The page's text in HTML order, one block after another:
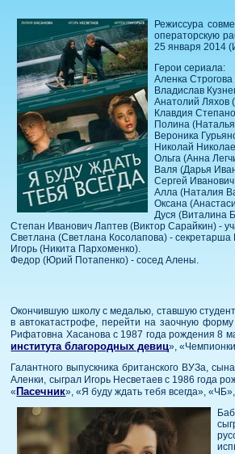
Режиссура
операторскую
25 января 2014
Герои сериала:
Аленка
Владислав
Анатолий Ляхов
Клавдия
Полина
Вероника
Николай
Ольга (Анна
Валя (Дарья
Сергей
Алла (Наталия
Оксана
Дуся (Виталина
Степан Иванович Лаптев (Виктор Сарайкин) -
Светлана (Светлана Косолапова) - секретарша
Игорь (Никита Пархоменко).
Федор (Юрий Потапенко) - сосед Алены.
Окончившую школу с медалью, ставшую
в автокатастрофе, перейти на заочную
Рифатовна Хасанова с 1987 года рождения 8
института благородных девиц»,
Галантного выпускника британского ВУЗа,
Аленки, сыграл Игорь Несветаев с 1986 года
« Пасечник», «Я буду ждать тебя всегда»,